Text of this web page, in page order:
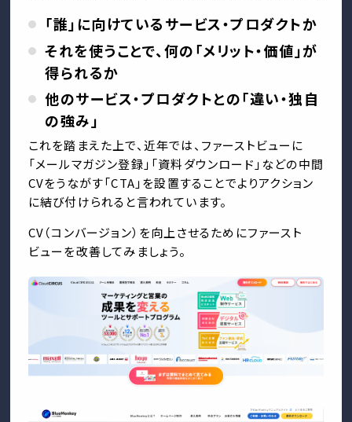
「誰」に向けているサービス・プロダクトか
それを使うことで、何の「メリット・価値」が
得られるか
他のサービス・プロダクトとの「違い・独自
の強み」
これを踏まえた上で、近年では、ファーストビューに
「メールマガジン登録」「資料ダウンロード」などの中間
CVをうながす「CTA」を設置することでよりアクション
に結び付けられると言われています。
CV（コンバージョン）を向上させるためにファースト
ビューを改善してみましょう。